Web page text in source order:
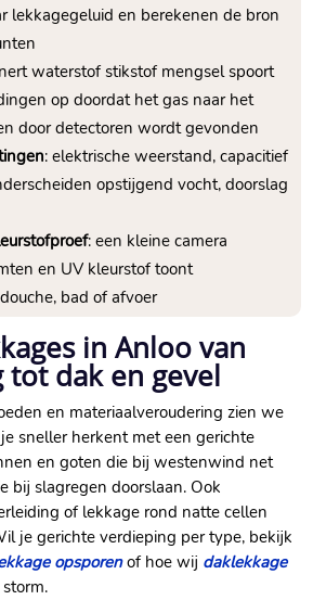
lekkagegeluid en berekenen de bron
waterstof stikstof mengsel spoort
op doordat het gas naar het
door detectoren wordt gevonden
: elektrische weerstand, capacitief
opstijgend vocht, doorslag
: een kleine camera
en UV kleurstof toont
bad of afvoer
in Anloo van
dak en gevel
en materiaalveroudering zien we
sneller herkent met een gerichte
en goten die bij westenwind net
bij slagregen doorslaan. Ook
of lekkage rond natte cellen
je gerichte verdieping per type, bekijk
opsporenof hoe wij daklekkage